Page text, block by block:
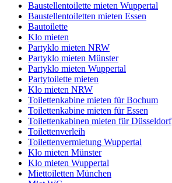
Baustellentoilette mieten Wuppertal
Baustellentoiletten mieten Essen
Bautoilette
Klo mieten
Partyklo mieten NRW
Partyklo mieten Münster
Partyklo mieten Wuppertal
Partytoilette mieten
Klo mieten NRW
Toilettenkabine mieten für Bochum
Toilettenkabine mieten für Essen
Toilettenkabinen mieten für Düsseldorf
Toilettenverleih
Toilettenvermietung Wuppertal
Klo mieten Münster
Klo mieten Wuppertal
Miettoiletten München